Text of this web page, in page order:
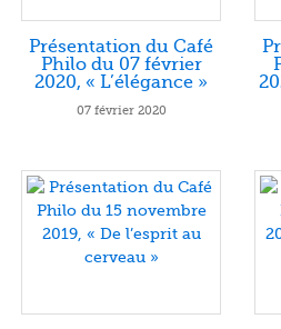
Présentation du Café
Philo du 07 février
2020, « L’élégance »
07 février 2020